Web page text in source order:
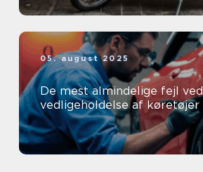
05. august 2025
De mest almindelige fejl ved
vedligeholdelse af køretøjer